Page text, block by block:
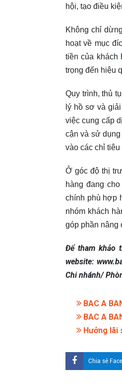
hội, tạo điều
Không chỉ
hoạt về mục
tiền của khách
trọng đến hiệu
Quy trình, thủ
lý hồ sơ và
việc cung cấp
cận và sử
vào các chỉ
Ở góc độ thị
hàng đang
chính phù hợp
nhóm khách
góp phần nâng
Để tham khảo
website:
Chi nhánh/
BAC A
BAC A
Hưởng lãi
Chia sẻ